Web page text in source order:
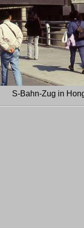
S-Bahn-Zug in